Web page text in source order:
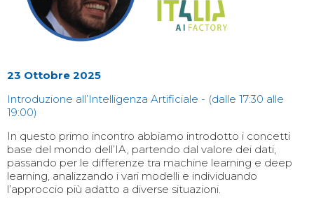
23 Ottobre 2025
Introduzione all’Intelligenza Artificiale - (dalle 17:30 alle
19:00)
In questo primo incontro abbiamo introdotto i concetti
base del mondo dell’IA, partendo dal valore dei dati,
passando per le differenze tra machine learning e deep
learning, analizzando i vari modelli e individuando
l’approccio più adatto a diverse situazioni.